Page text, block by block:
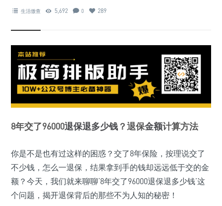
生活缴查 5,692 0 289
8年交了96000退保退多少钱 ？退保金额计算方法
你是不是也有过这样的困惑？交了8年保险，按理说交了
不少钱，怎么一退保，结果拿到手的钱却远远低于交的金
额？今天，我们就来聊聊‘8年交了96000退保退多少钱’这
个问题，揭开退保背后的那些不为人知的秘密！